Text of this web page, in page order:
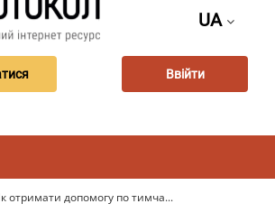
UA
Ввійти
отримати допомогу по тимча...